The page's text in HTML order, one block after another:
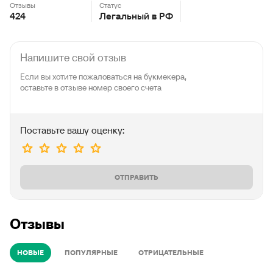
Отзывы
424
Статус
Легальный в РФ
Напишите свой отзыв
Поставьте вашу оценку:
ОТПРАВИТЬ
Отзывы
НОВЫЕ ПОПУЛЯРНЫЕ ОТРИЦАТЕЛЬНЫЕ